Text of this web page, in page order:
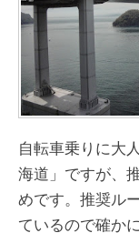
自転車乗りに大
海道」ですが、
めです。推奨ル
ているので確か